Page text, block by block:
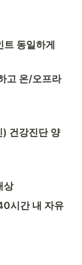
동일하게
고 온/오프라
건강진단 양
상
시간 내 자유